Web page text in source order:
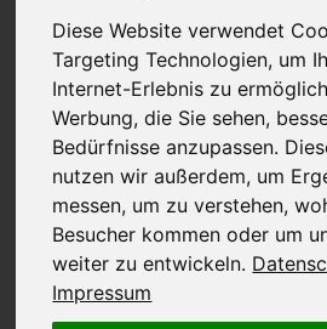
Diese Website verwendet
Targeting Technologien, um
Internet-Erlebnis zu
Werbung, die Sie sehen,
Bedürfnisse anzupassen.
nutzen wir außerdem, um
messen, um zu verstehen,
Besucher kommen oder um
weiter zu entwickeln.
Impressum